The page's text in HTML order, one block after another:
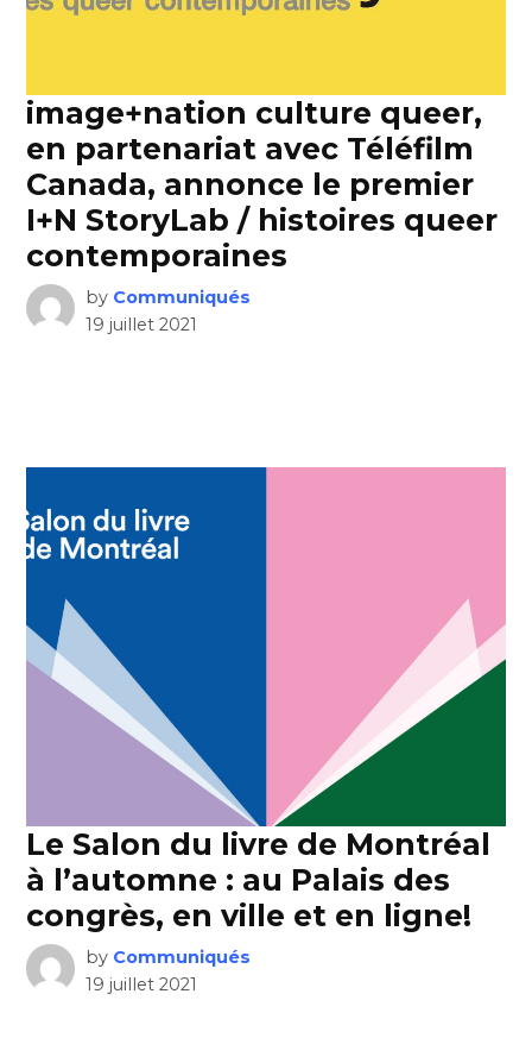
image+nation culture queer,
en partenariat avec Téléfilm
Canada, annonce le premier
I+N StoryLab / histoires queer
contemporaines
by Communiqués
19 juillet 2021
Le Salon du livre de Montréal
à l’automne : au Palais des
congrès, en ville et en ligne!
by Communiqués
19 juillet 2021